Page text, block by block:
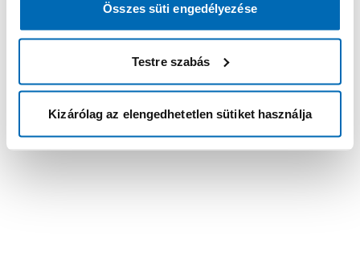
Összes süti engedélyezése
Testre szabás
Kizárólag az elengedhetetlen sütiket használja